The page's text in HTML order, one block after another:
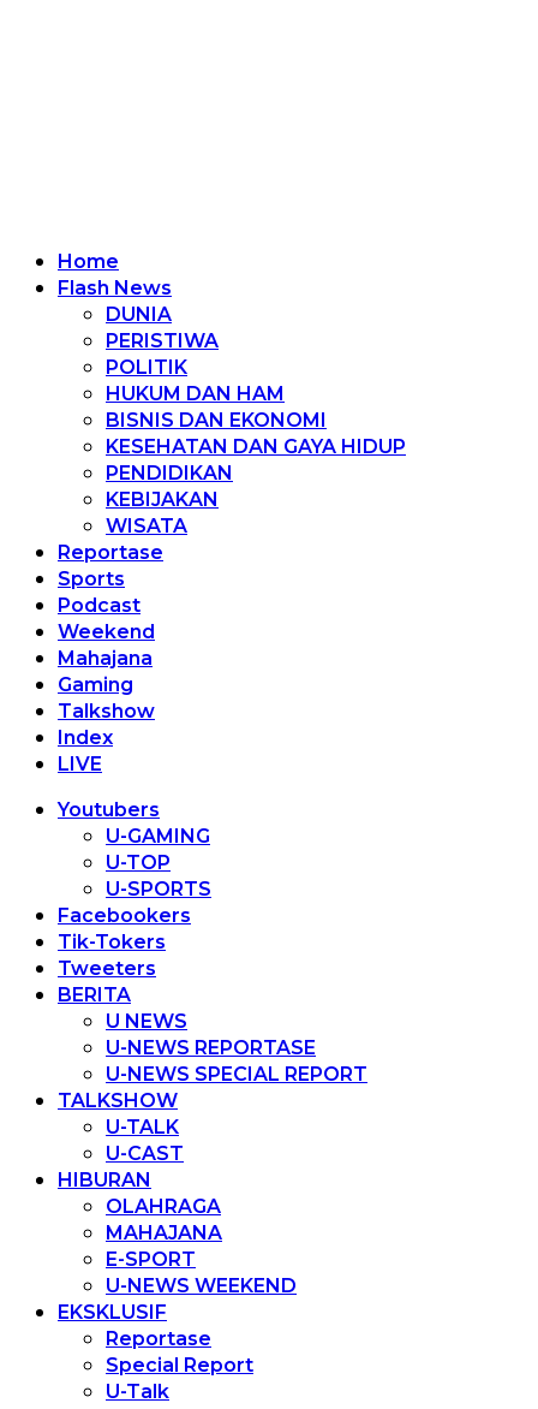
Home
Flash News
DUNIA
PERISTIWA
POLITIK
HUKUM DAN HAM
BISNIS DAN EKONOMI
KESEHATAN DAN GAYA HIDUP
PENDIDIKAN
KEBIJAKAN
WISATA
Reportase
Sports
Podcast
Weekend
Mahajana
Gaming
Talkshow
Index
LIVE
Youtubers
U-GAMING
U-TOP
U-SPORTS
Facebookers
Tik-Tokers
Tweeters
BERITA
U NEWS
U-NEWS REPORTASE
U-NEWS SPECIAL REPORT
TALKSHOW
U-TALK
U-CAST
HIBURAN
OLAHRAGA
MAHAJANA
E-SPORT
U-NEWS WEEKEND
EKSKLUSIF
Reportase
Special Report
U-Talk